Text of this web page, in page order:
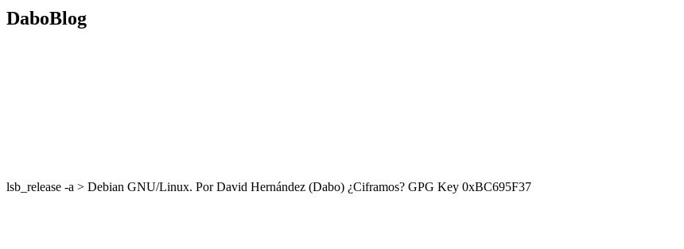
DaboBlog
lsb_release -a > Debian GNU/Linux. Por David Hernández (Dabo) ¿Ciframos? GPG Key 0xBC695F37